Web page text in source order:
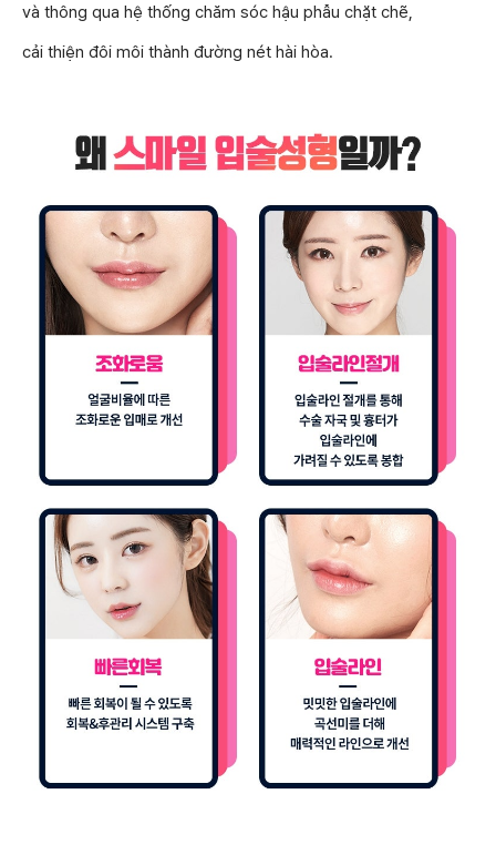
và thông qua hệ thống chăm sóc hậu phẫu chặt chẽ,
cải thiện đôi môi thành đường nét hài hòa.